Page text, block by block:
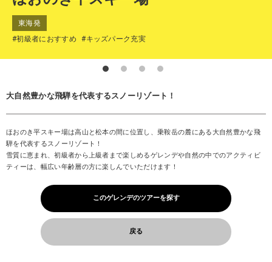
東海発
#初級者におすすめ
#キッズパーク充実
大自然豊かな飛騨を代表するスノーリゾート！
ほおのき平スキー場は高山と松本の間に位置し、乗鞍岳の麓にある大自然豊かな飛
騨を代表するスノーリゾート！
雪質に恵まれ、初級者から上級者まで楽しめるゲレンデや自然の中でのアクティビ
ティーは、幅広い年齢層の方に楽しんでいただけます！
このゲレンデのツアーを探す
戻る